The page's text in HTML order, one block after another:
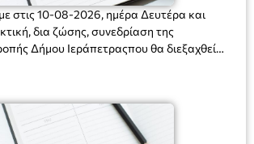
στις 10-08-2026, ημέρα Δευτέρα και
δια ζώσης, συνεδρίαση της
Δήμου Ιεράπετραςπου θα διεξαχθεί
Δημοκρατίας 31 στην αίθουσα
στα παρακάτω θέματα: